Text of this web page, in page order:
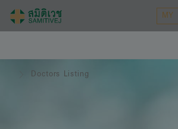
MY
Doctors Listing